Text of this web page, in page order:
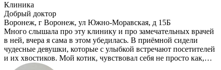
Клиника
Добрый доктор
Воронеж, г Воронеж, ул Южно-Моравская, д 15Б
Много слышала про эту клинику и про замечательных врачей
в ней, вчера я сама в этом убедилась. В приёмной сидели
чудесные девушки, которые с улыбкой встречают посетителей
и их хвостиков. Мой котик, чувствовал себя не просто как,…